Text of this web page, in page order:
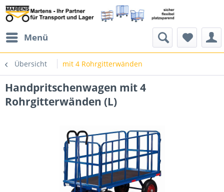
Menü
Übersicht mit 4 Rohrgitterwänden
Handpritschenwagen mit 4
Rohrgitterwänden (L)